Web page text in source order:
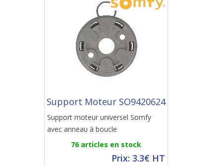
Support Moteur SO9420624
Support moteur universel Somfy
avec anneau à boucle
76 articles en stock
Prix: 3.3€ HT